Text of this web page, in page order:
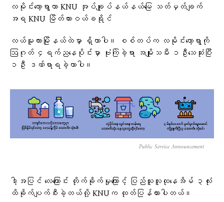
လမိုင်းကော့ရွာဟာ KNU အုပ်ချုပ်နယ်နယ်မြေ သတ်မှတ်ချက်
အရ KNU မြိတ်ထားဝယ်ခရိုင်
‎လယ်မူလားမြိုနယ်ထဲမှာ ရှိတာပါ။ စစ်တပ်က လမိုင်းကော့ရွာကို
ဩဂုတ် ၄ရက်ညနေပိုင်းမှာ ဗုံးကြဲခဲ့ရာ အမျိုးသမီး ၁ဦးသေဆုံးပြီး
၁ဦး ဒဏ်ရာရခဲ့တာပါ။
Public Service Announcement
ဒါ့အပြင် လေကြောင်း တိုက်ခိုက်မှုကြောင့် ပြည်သူလူထုနေအိမ် ၃လုံး
ထိခိုက်ပျက်စီးခဲ့တယ်လို့ KNUက ထုတ်ပြန်ထားပါတယ်။